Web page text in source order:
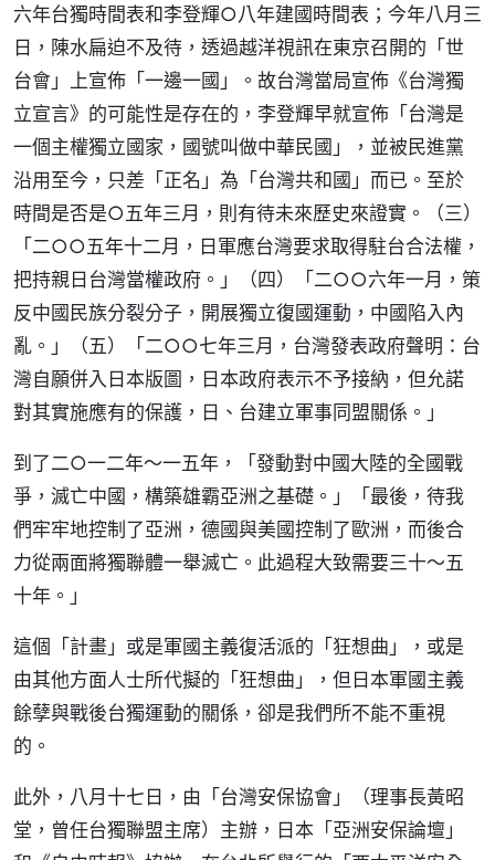
六年台獨時間表和李登輝○八年建國時間表；今年八月三
日，陳水扁迫不及待，透過越洋視訊在東京召開的「世
台會」上宣佈「一邊一國」。故台灣當局宣佈《台灣獨
立宣言》的可能性是存在的，李登輝早就宣佈「台灣是
一個主權獨立國家，國號叫做中華民國」，並被民進黨
沿用至今，只差「正名」為「台灣共和國」而已。至於
時間是否是○五年三月，則有待未來歷史來證實。（三）
「二○○五年十二月，日軍應台灣要求取得駐台合法權，
把持親日台灣當權政府。」（四）「二○○六年一月，策
反中國民族分裂分子，開展獨立復國運動，中國陷入內
亂。」（五）「二○○七年三月，台灣發表政府聲明：台
灣自願併入日本版圖，日本政府表示不予接納，但允諾
對其實施應有的保護，日、台建立軍事同盟關係。」
到了二○一二年～一五年，「發動對中國大陸的全國戰
爭，滅亡中國，構築雄霸亞洲之基礎。」「最後，待我
們牢牢地控制了亞洲，德國與美國控制了歐洲，而後合
力從兩面將獨聯體一舉滅亡。此過程大致需要三十～五
十年。」
這個「計畫」或是軍國主義復活派的「狂想曲」，或是
由其他方面人士所代擬的「狂想曲」，但日本軍國主義
餘孽與戰後台獨運動的關係，卻是我們所不能不重視
的。
此外，八月十七日，由「台灣安保協會」（理事長黃昭
堂，曾任台獨聯盟主席）主辦，日本「亞洲安保論壇」